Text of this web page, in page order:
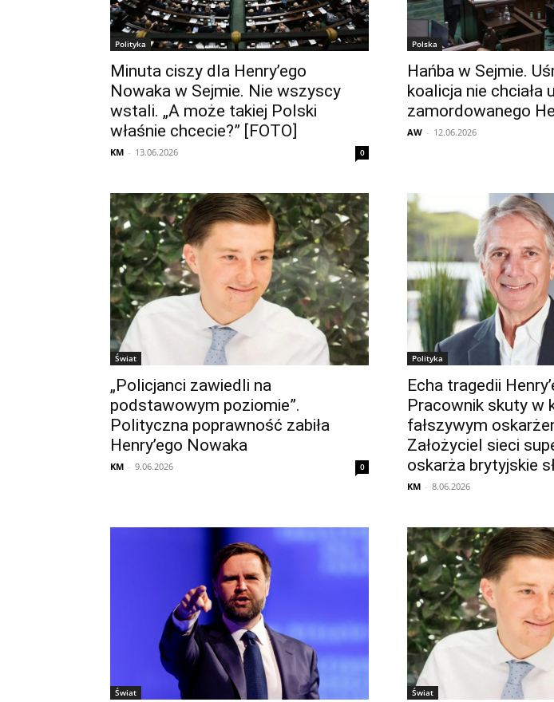
Polityka
Minuta ciszy dla Henry’ego
Nowaka w Sejmie. Nie wszyscy
wstali. „A może takiej Polski
właśnie chcecie?” [FOTO]
KM - 13.06.2026 0
Polska
Hańba w Sejmie.
koalicja nie chciała
zamordowanego
AW - 12.06.2026
Świat
„Policjanci zawiedli na
podstawowym poziomie”.
Polityczna poprawność zabiła
Henry’ego Nowaka
KM - 9.06.2026 0
Polityka
Echa tragedii
Pracownik skuty w
fałszywym
Założyciel sieci
oskarża brytyjskie
KM - 8.06.2026
Świat Świat